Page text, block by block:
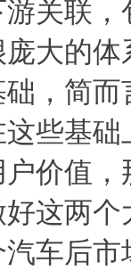
关联
大的
，简
些基
价值
这两
车后